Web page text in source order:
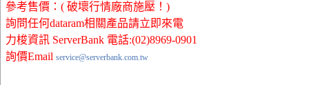
參考售價：( 破壞行情廠商施壓！)
詢問任何dataram相關產品請立即來電
力梭資訊 ServerBank 電話:(02)8969-0901
詢價Email service@serverbank.com.tw